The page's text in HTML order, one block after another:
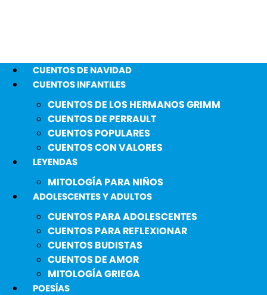
CUENTOS DE NAVIDAD
CUENTOS INFANTILES
CUENTOS DE LOS HERMANOS GRIMM
CUENTOS DE PERRAULT
CUENTOS POPULARES
CUENTOS CON VALORES
LEYENDAS
MITOLOGÍA PARA NIÑOS
ADOLESCENTES Y ADULTOS
CUENTOS PARA ADOLESCENTES
CUENTOS PARA REFLEXIONAR
CUENTOS BUDISTAS
CUENTOS DE AMOR
MITOLOGÍA GRIEGA
POESÍAS